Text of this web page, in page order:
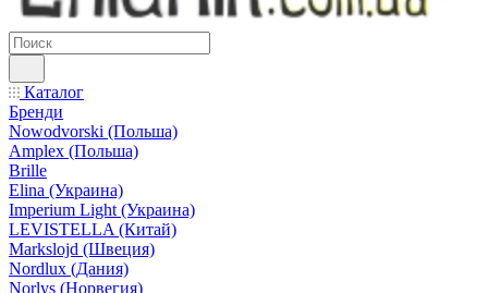
Каталог
Бренди
Nowodvorski (Польша)
Amplex (Польша)
Brille
Elina (Украина)
Imperium Light (Украина)
LEVISTELLA (Китай)
Markslojd (Швеция)
Nordlux (Дания)
Norlys (Норвегия)